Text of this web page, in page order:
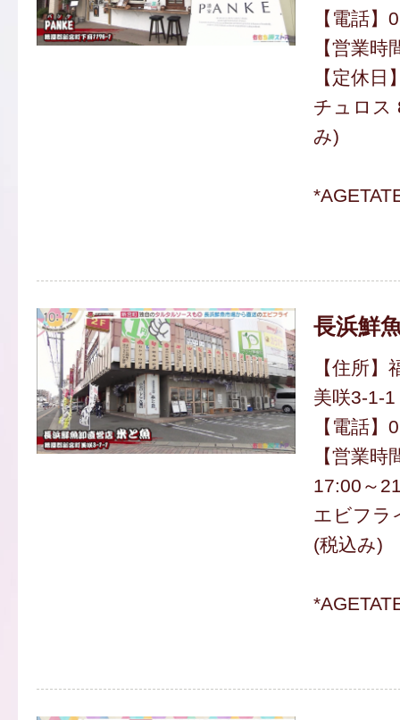
【電話
【営業
【定休日
チュロス
み)
長浜鮮
【住所
美咲3-1-1
【電話
【営業
17:00～
エビフラ
(税込み)